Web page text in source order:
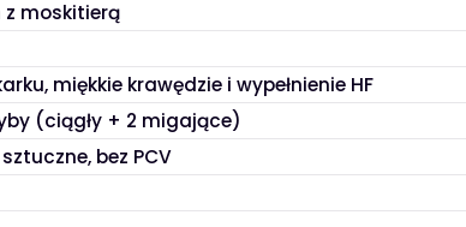
z moskitierą
miękkie krawędzie i wypełnienie HF
(ciągły + 2 migające)
bez PCV